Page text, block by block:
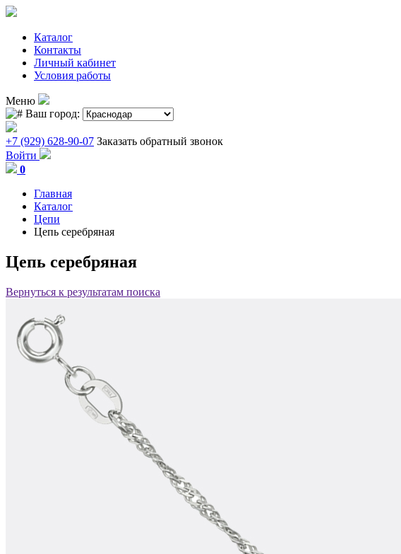
Каталог
Контакты
Личный кабинет
Условия работы
Меню
Ваш город:
+7 (929) 628-90-07 Заказать обратный звонок
Войти
0
Главная
Каталог
Цепи
Цепь серебряная
Цепь серебряная
Вернуться к результатам поиска